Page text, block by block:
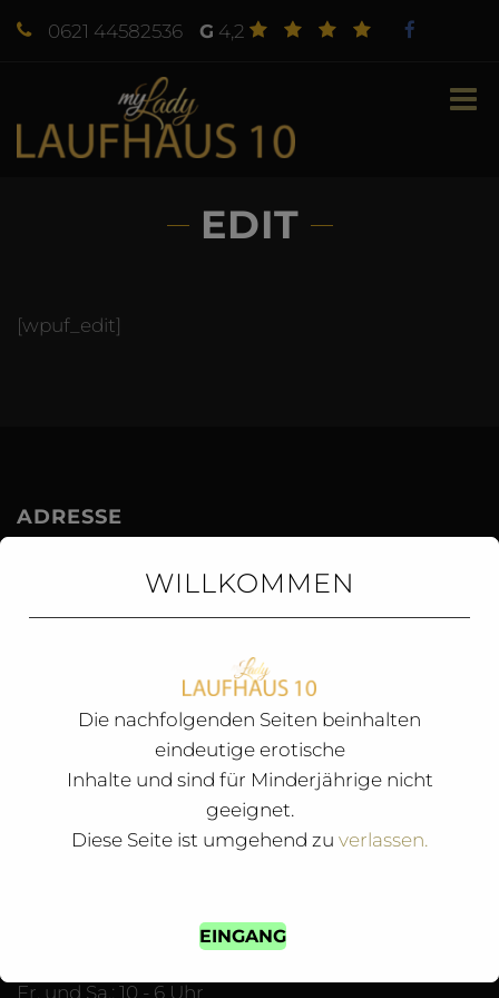
0621 44582536 G 4,2
EDIT
[wpuf_edit]
ADRESSE
68169 Mannheim
TELEFONNUMMER
Festnetz:0621 44582536
Mobil:
0172 1320957 (Eroticjob)
» FREIE ZIMMER! «
Fr. und Sa.: 10 - 6 Uhr
WILLKOMMEN
Die nachfolgenden Seiten beinhalten
eindeutige erotische
Inhalte und sind für Minderjährige nicht
geeignet.
Diese Seite ist umgehend zu verlassen.
EINGANG